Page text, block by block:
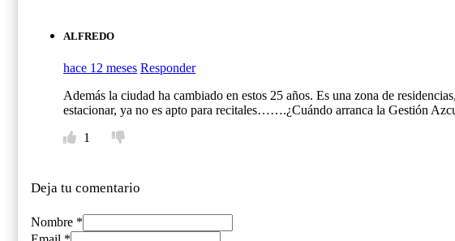
ALFREDO
hace 12 meses Responder
Además la ciudad ha cambiado en estos 25 años. Es una zona de
estacionar, ya no es apto para recitales…….¿Cuándo arranca la Gestión
1
Deja tu comentario
Nombre *